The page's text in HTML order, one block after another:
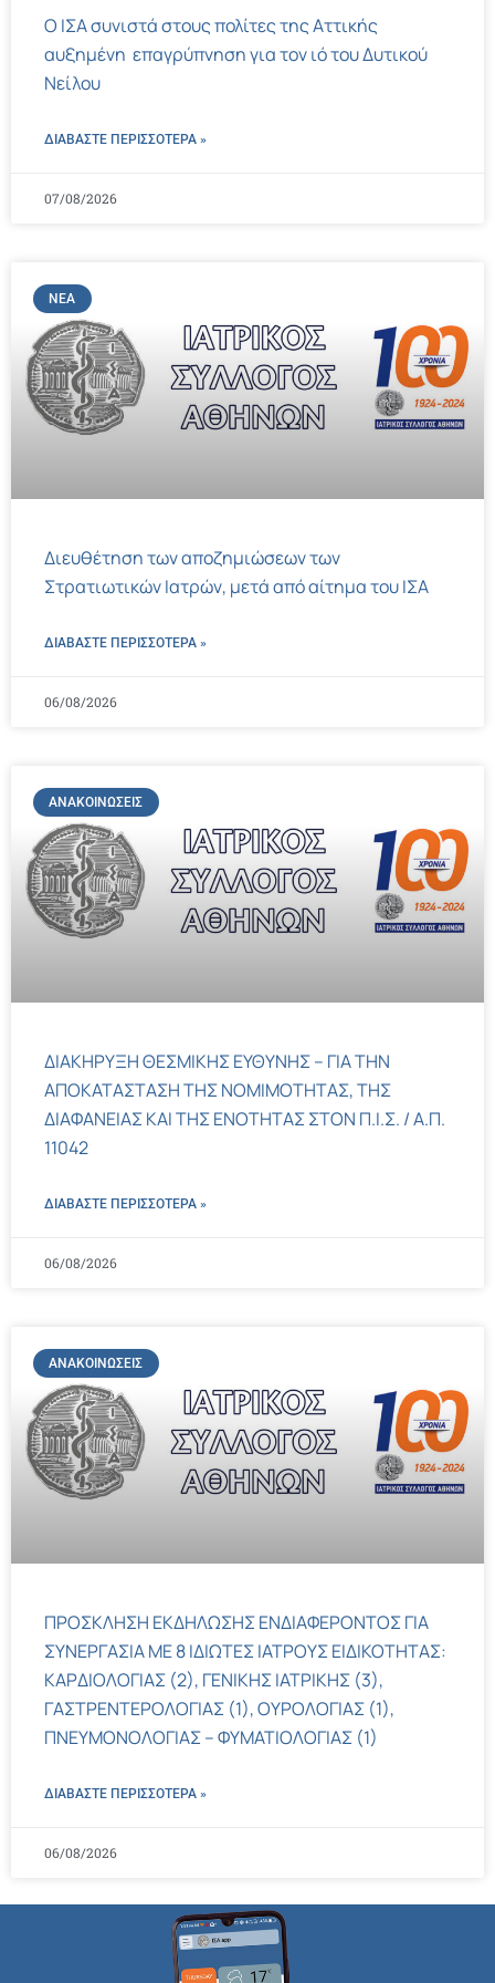
Ο ΙΣΑ συνιστά στους πολίτες της Αττικής
αυξημένη επαγρύπνηση για τον ιό του Δυτικού
Νείλου
ΔΙΑΒΑΣΤΕ ΠΕΡΙΣΣΌΤΕΡΑ »
07/08/2026
ΝΈΑ
Διευθέτηση των αποζημιώσεων των
Στρατιωτικών Ιατρών, μετά από αίτημα του ΙΣΑ
ΔΙΑΒΑΣΤΕ ΠΕΡΙΣΣΌΤΕΡΑ »
06/08/2026
ΑΝΑΚΟΙΝΏΣΕΙΣ
ΔΙΑΚΗΡΥΞΗ ΘΕΣΜΙΚΗΣ ΕΥΘΥΝΗΣ – ΓΙΑ ΤΗΝ
ΑΠΟΚΑΤΑΣΤΑΣΗ ΤΗΣ ΝΟΜΙΜΟΤΗΤΑΣ, ΤΗΣ
ΔΙΑΦΑΝΕΙΑΣ ΚΑΙ ΤΗΣ ΕΝΟΤΗΤΑΣ ΣΤΟΝ Π.Ι.Σ. / Α.Π.
11042
ΔΙΑΒΑΣΤΕ ΠΕΡΙΣΣΌΤΕΡΑ »
06/08/2026
ΑΝΑΚΟΙΝΏΣΕΙΣ
ΠΡΟΣΚΛΗΣΗ ΕΚΔΗΛΩΣΗΣ ΕΝΔΙΑΦΕΡΟΝΤΟΣ ΓΙΑ
ΣΥΝΕΡΓΑΣΙΑ ΜΕ 8 ΙΔΙΩΤΕΣ ΙΑΤΡΟΥΣ ΕΙΔΙΚΟΤΗΤΑΣ:
ΚΑΡΔΙΟΛΟΓΙΑΣ (2), ΓΕΝΙΚΗΣ ΙΑΤΡΙΚΗΣ (3),
ΓΑΣΤΡΕΝΤΕΡΟΛΟΓΙΑΣ (1), ΟΥΡΟΛΟΓΙΑΣ (1),
ΠΝΕΥΜΟΝΟΛΟΓΙΑΣ – ΦΥΜΑΤΙΟΛΟΓΙΑΣ (1)
ΔΙΑΒΑΣΤΕ ΠΕΡΙΣΣΌΤΕΡΑ »
06/08/2026